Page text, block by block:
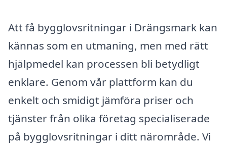
Att få bygglovsritningar i Drängsmark kan
kännas som en utmaning, men med rätt
hjälpmedel kan processen bli betydligt
enklare. Genom vår plattform kan du
enkelt och smidigt jämföra priser och
tjänster från olika företag specialiserade
på bygglovsritningar i ditt närområde. Vi